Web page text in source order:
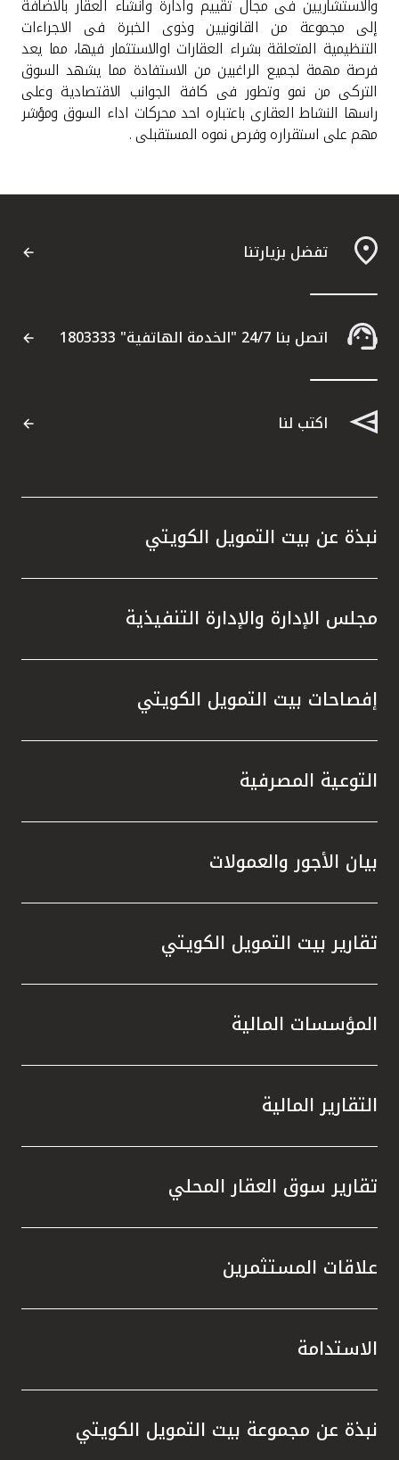
والاستشاريين فى مجال تقييم وادارة وانشاء العقار بالاضافة
إلى مجموعة من القانونيين وذوى الخبرة فى الاجراءات
التنظيمية المتعلقة بشراء العقارات اوالاستثمار فيها، مما يعد
فرصة مهمة لجميع الراغبين من الاستفادة مما يشهد السوق
التركى من نمو وتطور فى كافة الجوانب الاقتصادية وعلى
راسها النشاط العقارى باعتباره احد محركات اداء السوق ومؤشر
مهم على استقراره وفرص نموه المستقبلى .
تفضل بزيارتنا
اتصل بنا 24/7 "الخدمة الهاتفية" 1803333
اكتب لنا
نبذة عن بيت التمويل الكويتي
مجلس الإدارة والإدارة التنفيذية
إفصاحات بيت التمويل الكويتي
التوعية المصرفية
بيان الأجور والعمولات
تقارير بيت التمويل الكويتي
المؤسسات المالية
التقارير المالية
تقارير سوق العقار المحلي
علاقات المستثمرين
الاستدامة
نبذة عن مجموعة بيت التمويل الكويتي